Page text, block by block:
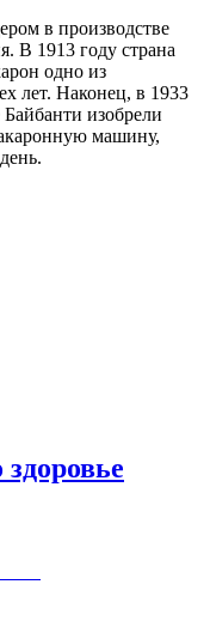
в производстве
В 1913 году страна
одно из
лет. Наконец, в 1933
изобрели
машину,